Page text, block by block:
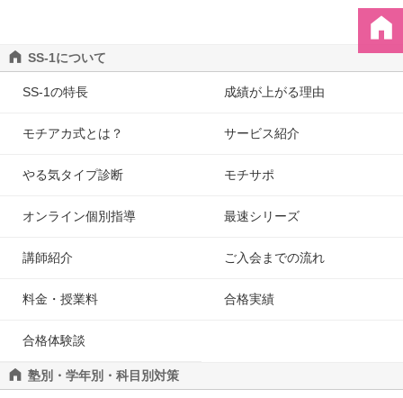
SS-1について
SS-1の特長 成績が上がる理由
モチアカ式とは？ サービス紹介
やる気タイプ診断 モチサポ
オンライン個別指導 最速シリーズ
講師紹介 ご入会までの流れ
料金・授業料 合格実績
合格体験談
塾別・学年別・科目別対策